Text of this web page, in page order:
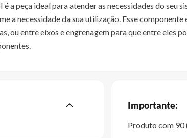
peça ideal para atender as necessidades do seu
a necessidade da sua utilização. Esse
ou entre eixos e engrenagem para que entre eles
Importante:
Produto com 90